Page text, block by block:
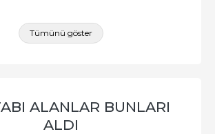
Tümünü göster
ALANLAR BUNLARI
ALDI